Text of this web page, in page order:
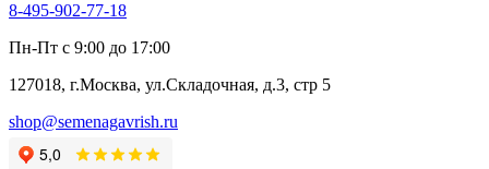
8-495-902-77-18
Пн-Пт с 9:00 до 17:00
127018, г.Москва, ул.Складочная, д.3, стр 5
shop@semenagavrish.ru